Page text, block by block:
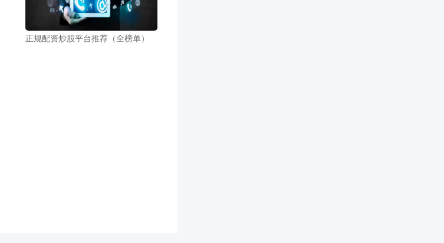
正规配资炒股平台推荐（全榜单）